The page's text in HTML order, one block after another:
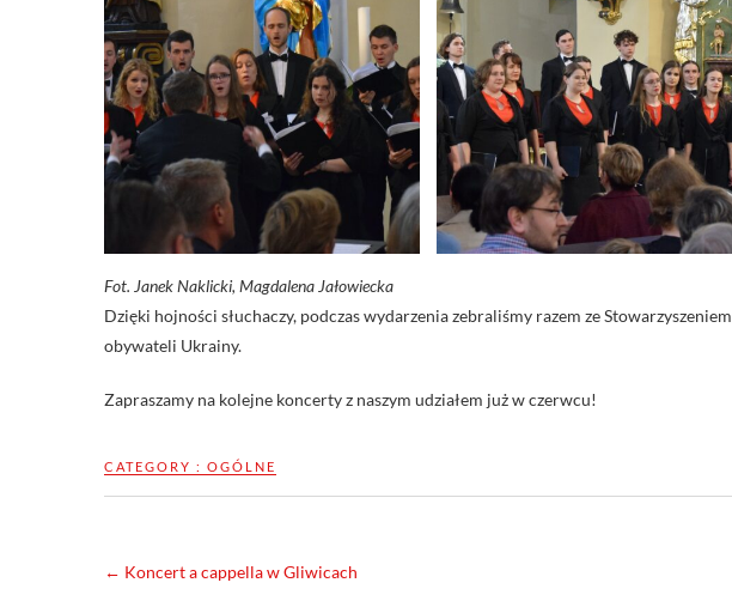
Fot. Janek Naklicki, Magdalena Jałowiecka
Dzięki hojności słuchaczy, podczas wydarzenia zebraliśmy razem ze Stowarzyszeniem
obywateli Ukrainy.
Zapraszamy na kolejne koncerty z naszym udziałem już w czerwcu!
CATEGORY : OGÓLNE
← Koncert a cappella w Gliwicach